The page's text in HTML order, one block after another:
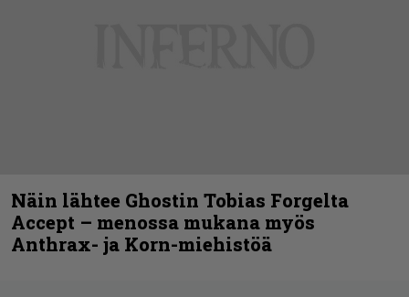
Näin lähtee Ghostin Tobias Forgelta
Accept – menossa mukana myös
Anthrax- ja Korn-miehistöä